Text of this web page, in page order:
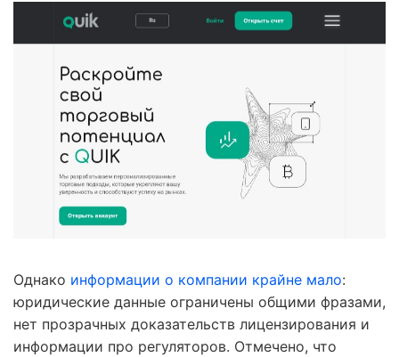
Однако информации о компании крайне мало:
юридические данные ограничены общими фразами,
нет прозрачных доказательств лицензирования и
информации про регуляторов. Отмечено, что